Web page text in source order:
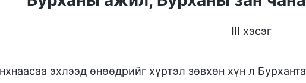
III хэсэг
эхлээд өнөөдрийг хүртэл зөвхөн хүн л